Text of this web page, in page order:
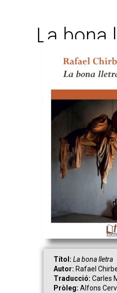
La bona
Títol: La bona lletra
Autor: Rafael
Traducció: Carles
Pròleg: Alfons